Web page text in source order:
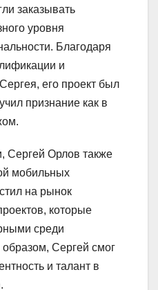
заказывать
уровня
Благодаря
и
его проект был
признание как в
Сергей Орлов также
мобильных
на рынок
которые
среди
Сергей смог
и талант в